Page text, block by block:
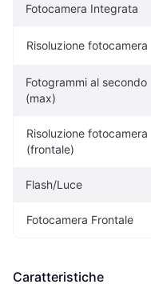
Fotocamera Integrata
Risoluzione fotocamera
Fotogrammi al secondo
(max)
Risoluzione fotocamera
(frontale)
Flash/Luce
Fotocamera Frontale
Caratteristiche